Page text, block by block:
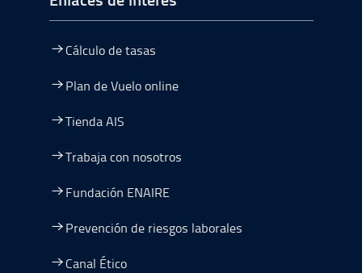
Cálculo de tasas
Plan de Vuelo online
Tienda AIS
Trabaja con nosotros
Fundación ENAIRE
Prevención de riesgos laborales
Canal Ético